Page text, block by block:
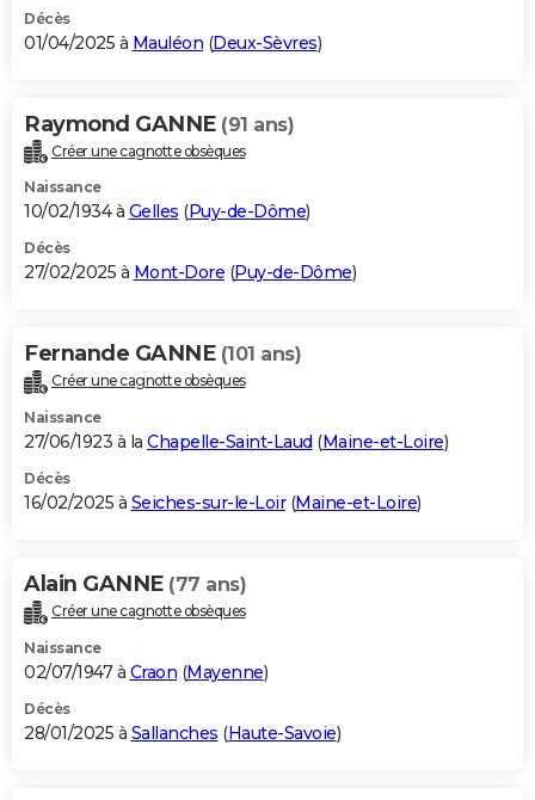
Décès
01/04/2025 à Mauléon (Deux-Sèvres)
Raymond GANNE (91 ans)
Créer une cagnotte obsèques
Naissance
10/02/1934 à Gelles (Puy-de-Dôme)
Décès
27/02/2025 à Mont-Dore (Puy-de-Dôme)
Fernande GANNE (101 ans)
Créer une cagnotte obsèques
Naissance
27/06/1923 à la Chapelle-Saint-Laud (Maine-et-Loire)
Décès
16/02/2025 à Seiches-sur-le-Loir(Maine-et-Loire)
Alain GANNE (77 ans)
Créer une cagnotte obsèques
Naissance
02/07/1947 à Craon (Mayenne)
Décès
28/01/2025 à Sallanches (Haute-Savoie)